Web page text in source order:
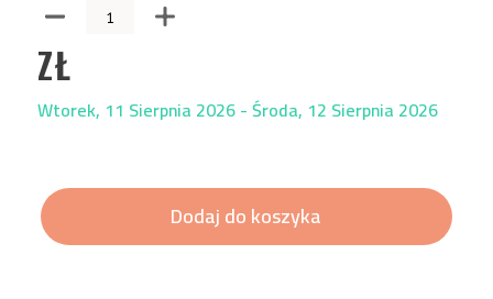
ZŁ
Wtorek, 11 Sierpnia 2026 - Środa, 12 Sierpnia 2026
Dodaj do koszyka